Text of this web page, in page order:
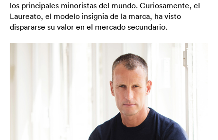
los principales minoristas del mundo. Curiosamente, el
Laureato, el modelo insignia de la marca, ha visto
dispararse su valor en el mercado secundario.